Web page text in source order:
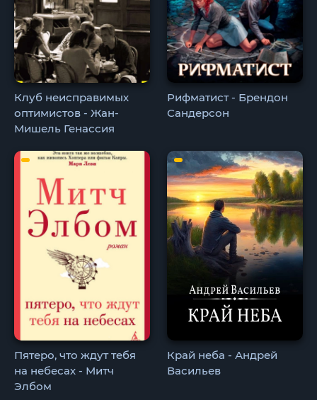
Клуб неисправимых
оптимистов - Жан-
Мишель Генассия
Рифматист - Брендон
Сандерсон
Пятеро, что ждут тебя
на небесах - Митч
Элбом
Край неба - Андрей
Васильев